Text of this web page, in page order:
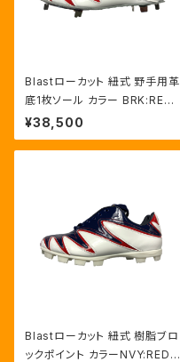
Blastローカット 紐式 野手用革
底1枚ソール カラー BRK:RED/
HWT
¥38,500
Blastローカット 紐式 樹脂ブロ
ックポイント カラーNVY:RED/